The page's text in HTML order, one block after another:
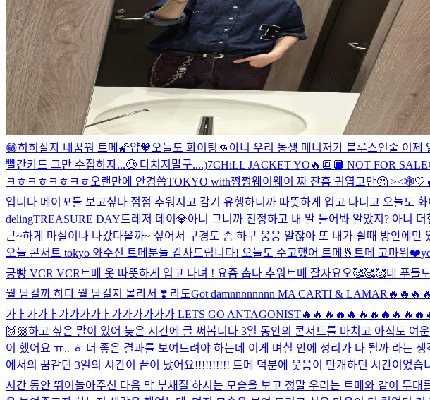
😁히히 잘자 내꿈꿔 트메🌠얍🧡 오늘도 화이팅👊 아니 우리 동생 매니저가 블루스인줄 이제
빨간카드 그만 수집하자...🥲 다치지말구....)7CHiLL JACKET YO🔥🔳🔲 NOT FOR
ㅋㅎㅋㅎㅋㅎㅋㅎ 오랜만에 안경씀TOKYO with쩡쩡웨이웨이 짜 쟌흠 귀엽고만🤔 ><🕸️🤍
입니다 메이꼬들 보고싶다 점점 추워지고 감기 유행하니까 따뜻하게 입고 다니고 오늘도 화
delingTREASURE DAY트레저 데이💎아니 그니까 진정하고 내 말 들어봐 알았지? 아니
근~하게 마실이나 나갔다올까~ 싶어서 구경도 좀 하구 웅웅 알잖아 또 내가 쉴때 방안에
오늘 콘서트 tokyo 와주신 트메분들 감사드립니다! 오늘도 수고했어 트메🤞 트메 고마워❤️
궁빵 VCR VCR 트메 옷 따뜻하게 입고 다녀 ! 요즘 춥다 추워 트메 잘자요오🥰🥰🥰네 푸들
뭘 남길까 하다 뭘 남길지 몰라서 ❣️ 라도Got damnnnnnnnn MA CARTI &
가ㅏ가가ㅏ가가가가ㅏ가가가가가가 LETS GO
🙌🏼하고 싶은 말이 있어 늦은 시간에 글 써봅니다 3일 동안의 콘서트를 마치고 아직도
이 했어요 ㅠ.. ㅎ 더 좋은 결과를 보여드려야 하는데 이게 며칠 안에 정리가 다 될까 라는
에서의 꿈같던 3일의 시간이 끝이 났어요!!!!!!!!!! 트메 덕분에 웃음이 만개하던 시간이었
시간 동안 뛰어놀아주신 다음 막 부채질 하시는 모습을 보고 정말 우리는 트메와 같이 무대